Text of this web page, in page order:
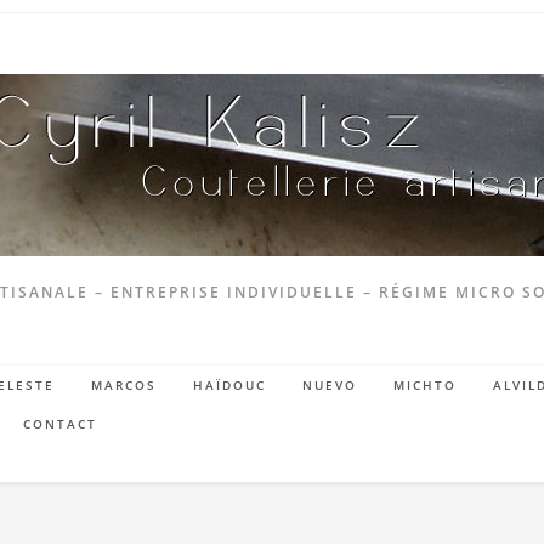
– ENTREPRISE INDIVIDUELLE – RÉGIME MICRO
MARCOS HAÏDOUC NUEVO MICHTO
CONTACT